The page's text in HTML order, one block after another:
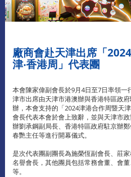
廠商會赴天津出席「
津‧香港周」代表團
本會陳家偉副會長於9月4日至7日率領一
津市出席由天津市港澳辦與香港特區政
辦，本會支持的「2024津港合作周暨天
會長代表本會於會上致辭，並與天津市
辦劉承鋼副局長、香港特區政府駐京辦
春艷主任等進行開幕儀式。
是次代表團副團長為施榮恆副會長、莊
名譽會長，其他團員包括常務會董、會
等。